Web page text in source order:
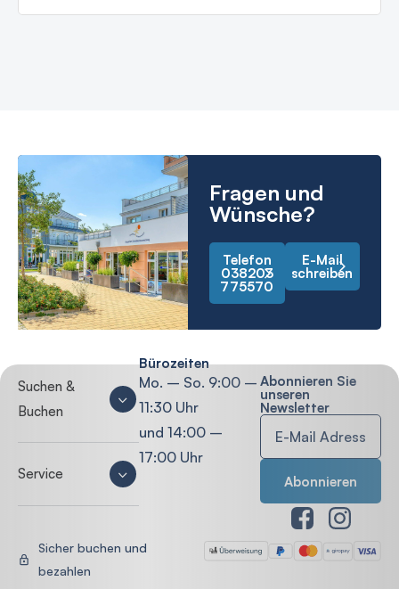
Fragen und
Wünsche?
Telefon
038203
775570
E-Mail
schreiben
Suchen &
Buchen
Service
Bürozeiten
Mo. – So. 9:00 –
11:30 Uhr
und 14:00 –
17:00 Uhr
Abonnieren Sie
unseren
Newsletter
Sicher buchen und
bezahlen